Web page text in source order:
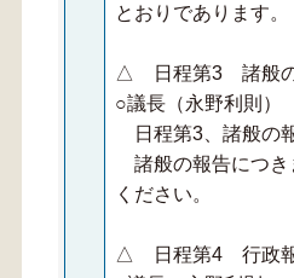
とおりであります。
△ 日程第3 諸般
○議長（永野利則）
日程第3、諸般の
諸般の報告につき
ください。
△ 日程第4 行政